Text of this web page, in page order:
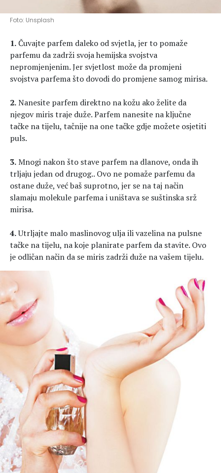
Foto: Unsplash
1.Čuvajte parfem daleko od svjetla, jer to pomaže
parfemu da zadrži svoja hemijska svojstva
nepromjenjenim. Jer svjetlost može da promjeni
svojstva parfema što dovodi do promjene samog mirisa.
2.Nanesite parfem direktno na kožu ako želite da
njegov miris traje duže. Parfem nanesite na ključne
tačke na tijelu, tačnije na one tačke gdje možete osjetiti
puls.
3.Mnogi nakon što stave parfem na dlanove, onda ih
trljaju jedan od drugog.. Ovo ne pomaže parfemu da
ostane duže, već baš suprotno, jer se na taj način
slamaju molekule parfema i uništava se suštinska srž
mirisa.
4.Utrljajte malo maslinovog ulja ili vazelina na pulsne
tačke na tijelu, na koje planirate parfem da stavite. Ovo
je odličan način da se miris zadrži duže na vašem tijelu.